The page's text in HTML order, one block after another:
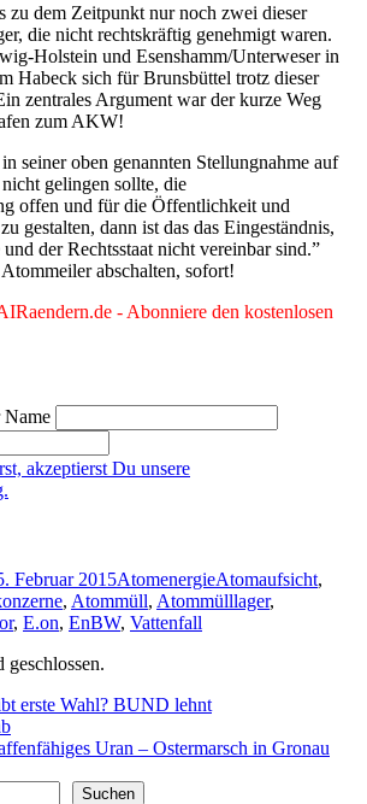
zu dem Zeitpunkt nur noch zwei dieser
die nicht rechtskräftig genehmigt waren.
Holstein und Esenshamm/Unterweser in
Habeck sich für Brunsbüttel trotz dieser
zentrales Argument war der kurze Weg
zum AKW!
seiner oben genannten Stellungnahme auf
gelingen sollte, die
offen und für die Öffentlichkeit und
gestalten, dann ist das das Eingeständnis,
der Rechtsstaat nicht vereinbar sind.”
abschalten, sofort!
- Abonniere den kostenlosen
Name
akzeptierst Du unsere
Februar 2015AtomenergieAtomaufsicht,
, Atommüll, Atommülllager,
, E.on, EnBW, Vattenfall
erste Wahl? BUND lehnt
Uran – Ostermarsch in Gronau
Suchen